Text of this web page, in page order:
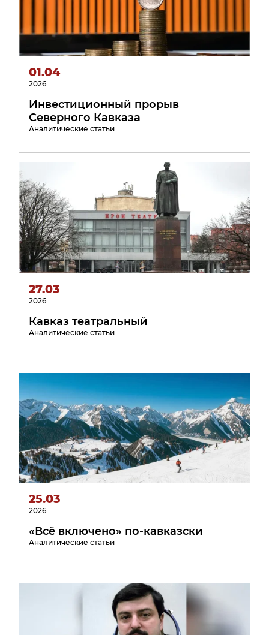
01.04
2026
Инвестиционный прорыв
Северного Кавказа
Аналитические статьи
27.03
2026
Кавказ театральный
Аналитические статьи
25.03
2026
«Всё включено» по-кавказски
Аналитические статьи